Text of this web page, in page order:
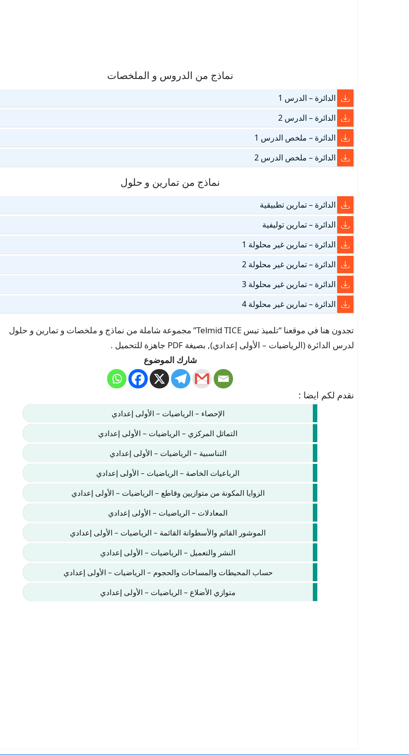
نماذج من الدروس و الملخصات
الدائرة – الدرس 1
الدائرة – الدرس 2
الدائرة – ملخص الدرس 1
الدائرة – ملخص الدرس 2
نماذج من تمارين و حلول
الدائرة – تمارين تطبيقية
الدائرة – تمارين توليفية
الدائرة – تمارين غير محلولة 1
الدائرة – تمارين غير محلولة 2
الدائرة – تمارين غير محلولة 3
الدائرة – تمارين غير محلولة 4
تجدون هنا في موقعنا “تلميذ تيس Telmid TICE” مجموعة شاملة من نماذج و ملخصات و تمارين و حلول
لدرس الدائرة (الرياضيات – الأولى إعدادي), بصيغة PDF جاهزة للتحميل .
شارك الموضوع
نقدم لكم ايضا :
الإحصاء – الرياضيات – الأولى إعدادي
التماثل المركزي – الرياضيات – الأولى إعدادي
التناسبية – الرياضيات – الأولى إعدادي
الرباعيات الخاصة – الرياضيات – الأولى إعدادي
الزوايا المكونة من متوازيين وقاطع – الرياضيات – الأولى إعدادي
المعادلات – الرياضيات – الأولى إعدادي
الموشور القائم والأسطوانة القائمة – الرياضيات – الأولى إعدادي
النشر والتعميل – الرياضيات – الأولى إعدادي
حساب المحيطات والمساحات والحجوم – الرياضيات – الأولى إعدادي
متوازي الأضلاع – الرياضيات – الأولى إعدادي